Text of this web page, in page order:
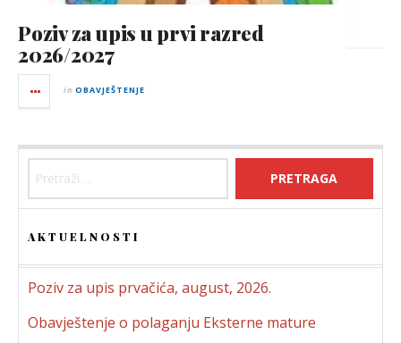
Poziv za upis u prvi razred
2026/2027
in OBAVJEŠTENJE
AKTUELNOSTI
Poziv za upis prvačića, august, 2026.
Obavještenje o polaganju Eksterne mature